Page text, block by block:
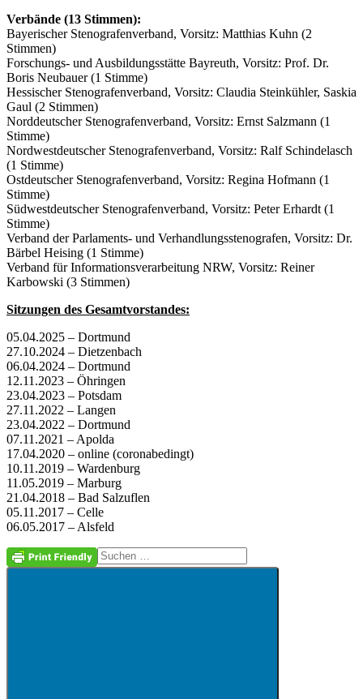
Verbände (13 Stimmen):
Bayerischer Stenografenverband, Vorsitz: Matthias Kuhn (2
Stimmen)
Forschungs- und Ausbildungsstätte Bayreuth, Vorsitz: Prof. Dr.
Boris Neubauer (1 Stimme)
Hessischer Stenografenverband, Vorsitz: Claudia Steinkühler, Saskia
Gaul (2 Stimmen)
Norddeutscher Stenografenverband, Vorsitz: Ernst Salzmann (1
Stimme)
Nordwestdeutscher Stenografenverband, Vorsitz: Ralf Schindelasch
(1 Stimme)
Ostdeutscher Stenografenverband, Vorsitz: Regina Hofmann (1
Stimme)
Südwestdeutscher Stenografenverband, Vorsitz: Peter Erhardt (1
Stimme)
Verband der Parlaments- und Verhandlungsstenografen, Vorsitz: Dr.
Bärbel Heising (1 Stimme)
Verband für Informationsverarbeitung NRW, Vorsitz: Reiner
Karbowski (3 Stimmen)
Sitzungen des Gesamtvorstandes:
05.04.2025 – Dortmund
27.10.2024 – Dietzenbach
06.04.2024 – Dortmund
12.11.2023 – Öhringen
23.04.2023 – Potsdam
27.11.2022 – Langen
23.04.2022 – Dortmund
07.11.2021 – Apolda
17.04.2020 – online (coronabedingt)
10.11.2019 – Wardenburg
11.05.2019 – Marburg
21.04.2018 – Bad Salzuflen
05.11.2017 – Celle
06.05.2017 – Alsfeld
Suchen
nach: